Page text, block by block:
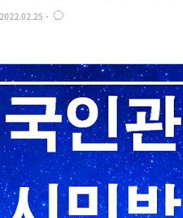
과 등록 등 ① 다음 각 호의 어느 하나에 해
하는 조합으로서 이 법의 적용을 받으려
2022.02.25